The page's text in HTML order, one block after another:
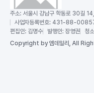
주소: 서울시 강남구 학동로 30길
사업자등록번호: 431-88-
편집인: 김명수 발행인: 장영권 청
Copyright by 엠데일리, All